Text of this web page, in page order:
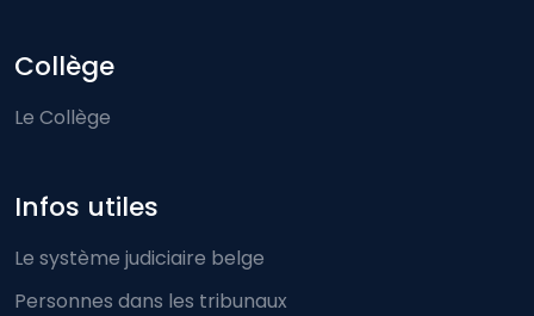
Collège
Le Collège
Infos utiles
Le système judiciaire belge
Personnes dans les tribunaux